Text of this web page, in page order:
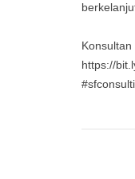
Konsultan
https://